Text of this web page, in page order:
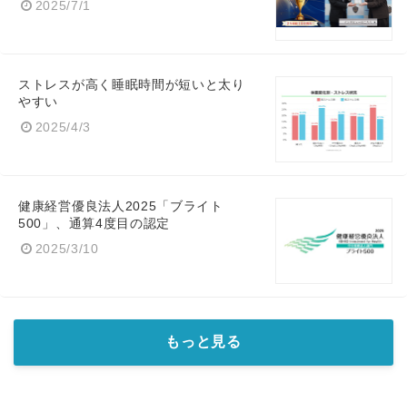
2025/7/1
ストレスが高く睡眠時間が短いと太り
やすい
2025/4/3
健康経営優良法人2025「ブライト
500」、通算4度目の認定
2025/3/10
もっと見る